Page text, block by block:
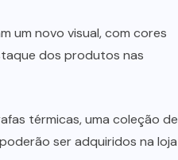
um novo visual, com cores
dos produtos nas
térmicas, uma coleção de
ser adquiridos na loja